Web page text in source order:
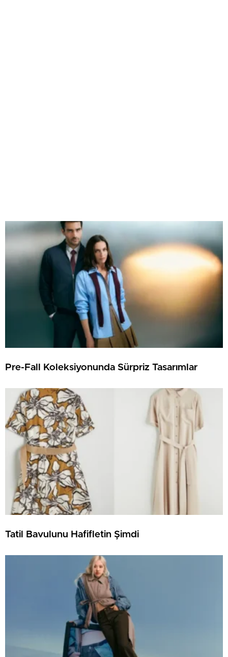
Pre-Fall Koleksiyonunda Sürpriz Tasarımlar
Tatil Bavulunu Hafifletin Şimdi